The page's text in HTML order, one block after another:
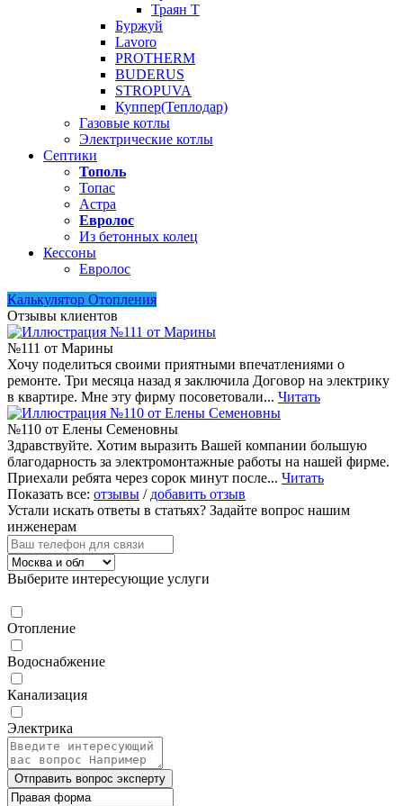
Траян Т
Буржуй
Lavoro
PROTHERM
BUDERUS
STROPUVA
Куппер(Теплодар)
Газовые котлы
Электрические котлы
Септики
Тополь
Топас
Астра
Евролос
Из бетонных колец
Кессоны
Евролос
Калькулятор Отопления
Отзывы клиентов
№111 от Марины
Хочу поделиться своими приятными впечатлениями о
ремонте. Три месяца назад я заключила Договор на электрику
в квартире. Мне эту фирму посоветовали... Читать
№110 от Елены Семеновны
Здравствуйте. Хотим выразить Вашей компании большую
благодарность за электромонтажные работы на нашей фирме.
Приехали ребята через сорок минут после... Читать
Показать все: отзывы / добавить отзыв
Устали искать ответы в статьях? Задайте вопрос нашим
инженерам
Выберите интересующие услуги
Отопление
Водоснабжение
Канализация
Электрика
Отправить вопрос эксперту